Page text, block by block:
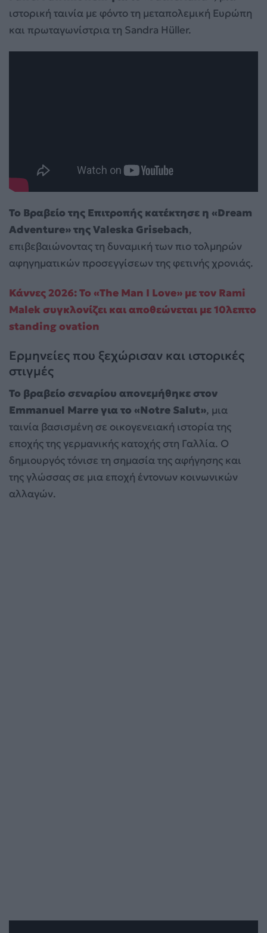
ιστορική ταινία με φόντο τη μεταπολεμική Ευρώπη
και πρωταγωνίστρια τη Sandra Hüller.
Το Βραβείο της Επιτροπής κατέκτησε η «Dream
Adventure» της Valeska Grisebach,
επιβεβαιώνοντας τη δυναμική των πιο τολμηρών
αφηγηματικών προσεγγίσεων της φετινής χρονιάς.
Κάννες 2026: Το «The Man I Love» με τον Rami
Malek συγκλονίζει και αποθεώνεται με 10λεπτο
standing ovation
Ερμηνείες που ξεχώρισαν και ιστορικές
στιγμές
Το βραβείο σεναρίου απονεμήθηκε στον
Emmanuel Marre για το «Notre Salut», μια
ταινία βασισμένη σε οικογενειακή ιστορία της
εποχής της γερμανικής κατοχής στη Γαλλία. Ο
δημιουργός τόνισε τη σημασία της αφήγησης και
της γλώσσας σε μια εποχή έντονων κοινωνικών
αλλαγών.